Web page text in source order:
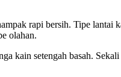
rapi bersih. Tipe lantai
olahan.
kain setengah basah.